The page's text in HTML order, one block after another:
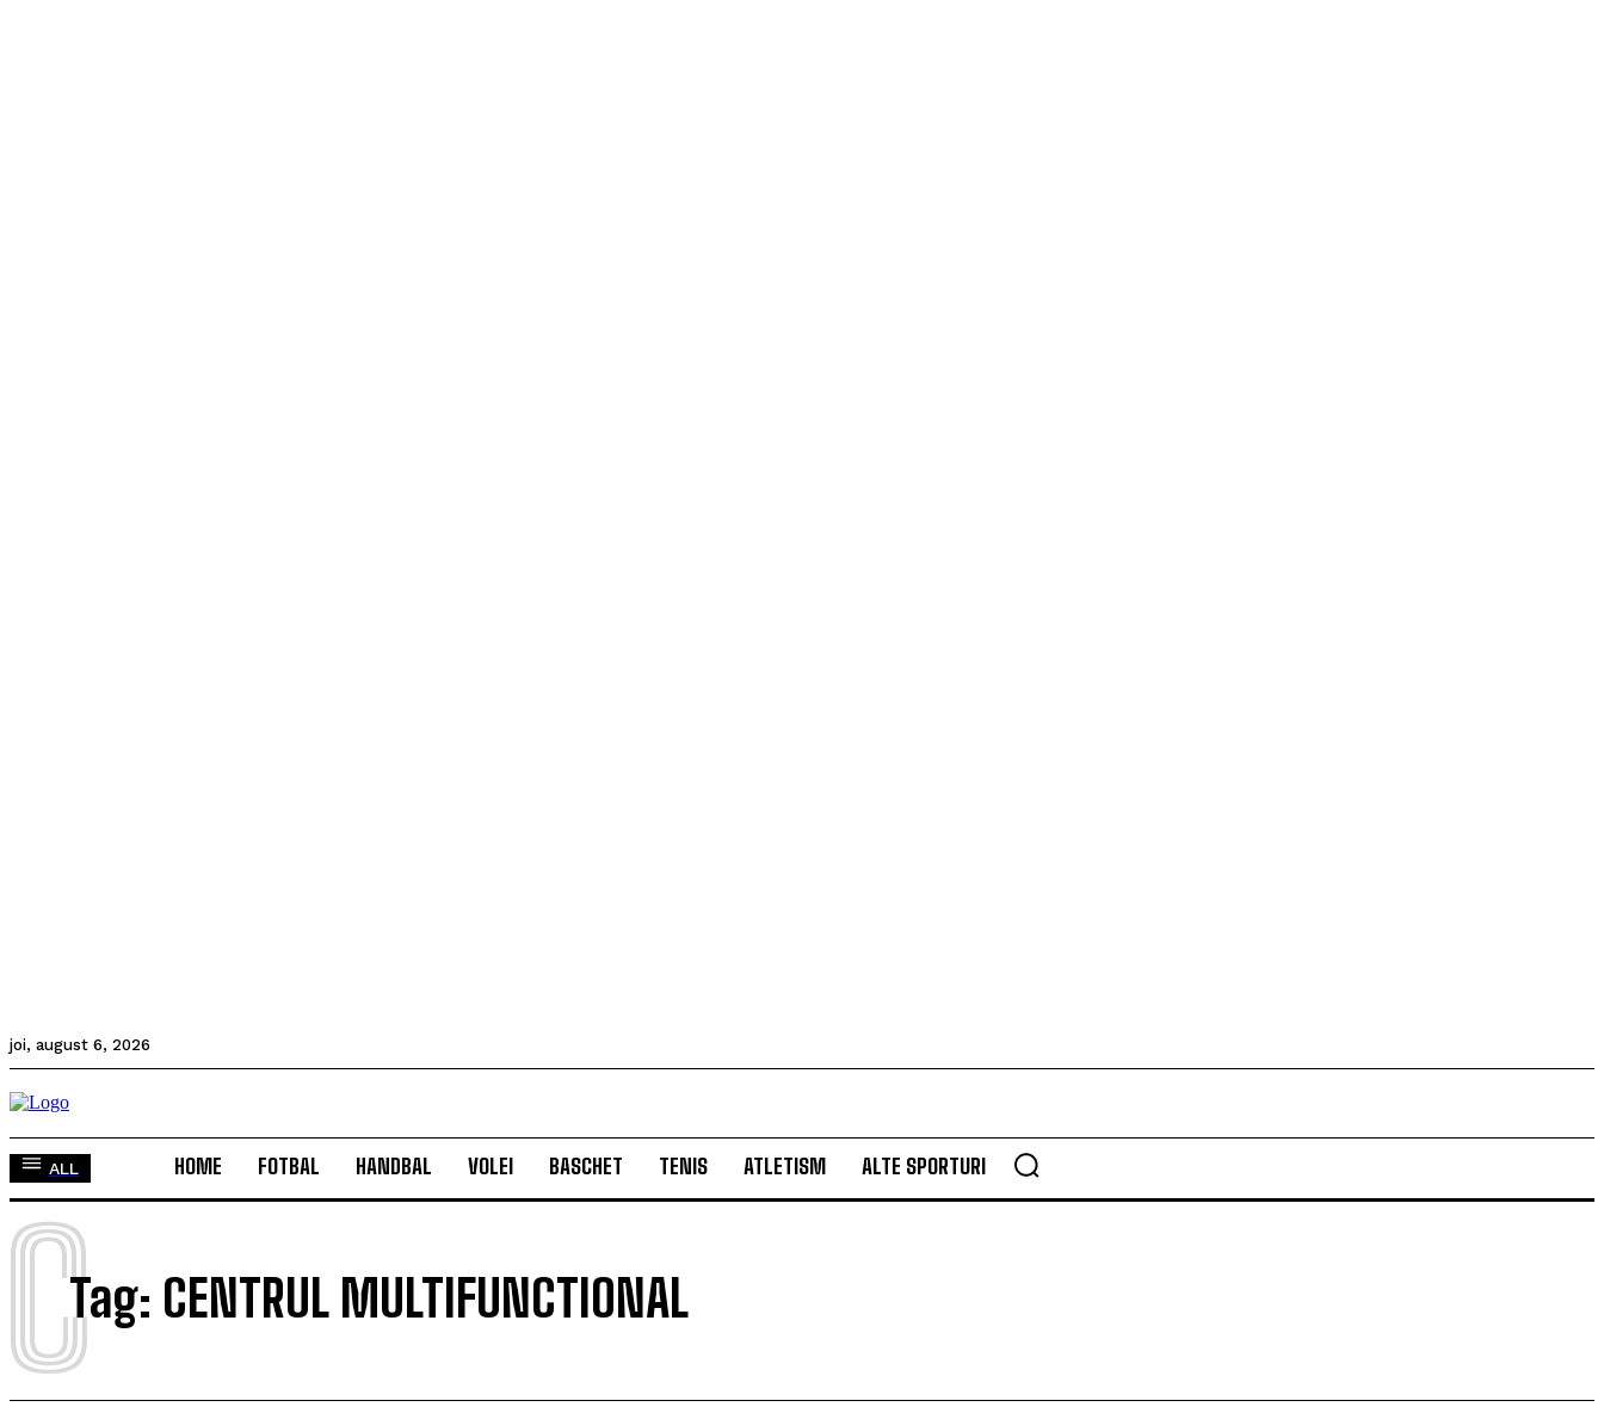
joi, august 6, 2026
ALL HOME FOTBAL HANDBAL VOLEI BASCHET TENIS ATLETISM ALTE SPORTURI
Tag: CENTRUL MULTIFUNCTIONAL
C